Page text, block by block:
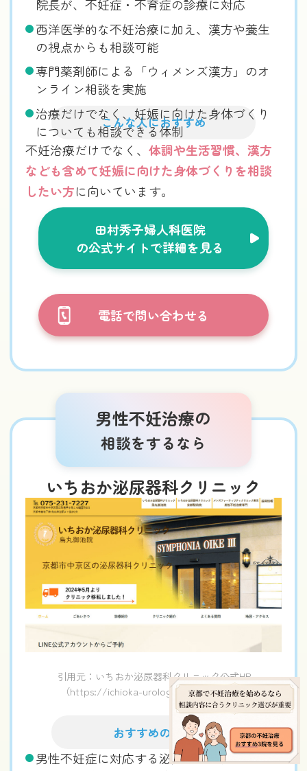
院長が、不妊症・不育症の診療に対応
西洋医学的な不妊治療に加え、漢方や養生
の視点からも相談可能
専門薬剤師による「ウィメンズ漢方」のオ
ンライン相談を実施
治療だけでなく、妊娠に向けた身体づくり
についても相談できる体制
こんな人におすすめ
不妊治療だけでなく、体調や生活習慣、漢方
なども含めて妊娠に向けた身体づくりを相談
したい方に向いています。
田村秀子婦人科医院
の公式サイトで詳細を見る
電話で問い合わせる
男性不妊治療の
相談をするなら
いちおか泌尿器科クリニック
引用元：いちおか泌尿器科クリニック公式HP
（https://ichioka-urological-clinic.com/）
おすすめの理由
男性不妊症に対応する泌尿器科専門医の視